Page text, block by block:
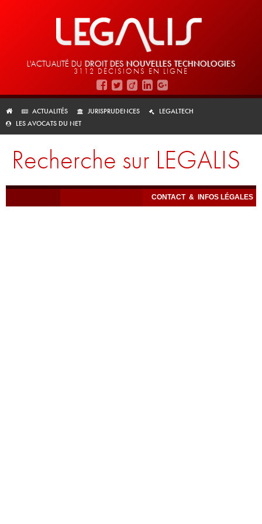
L'ACTUALITÉ DU DROIT DES NOUVELLES TECHNOLOGIES
3112 DÉCISIONS EN LIGNE
ACTUALITÉS JURISPRUDENCES
LEGALTECH
LES AVOCATS DU NET
Recherche sur LEGALIS
CONTACT & INFOS LÉGALES